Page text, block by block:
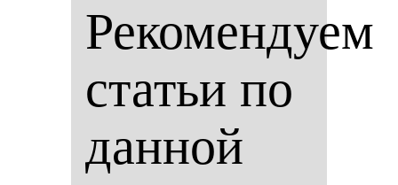
Рекомендуем
статьи по
данной